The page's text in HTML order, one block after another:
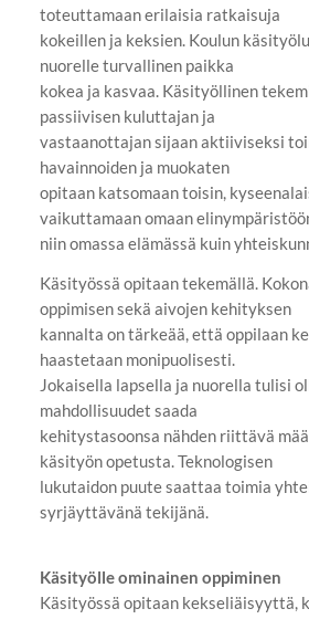
toteuttamaan erilaisia ratkaisuja
kokeillen ja keksien. Koulun
nuorelle turvallinen paikka
kokea ja kasvaa. Käsityöllinen
passiivisen kuluttajan ja
vastaanottajan sijaan aktiiviseksi
havainnoiden ja muokaten
opitaan katsomaan toisin,
vaikuttamaan omaan
niin omassa elämässä kuin
Käsityössä opitaan tekemällä.
oppimisen sekä aivojen kehityksen
kannalta on tärkeää, että oppilaan
haastetaan monipuolisesti.
Jokaisella lapsella ja nuorella tulisi
mahdollisuudet saada
kehitystasoonsa nähden riittävä
käsityön opetusta. Teknologisen
lukutaidon puute saattaa toimia
syrjäyttävänä tekijänä.
Käsityölle ominainen oppiminen
Käsityössä opitaan kekseliäisyyttä,